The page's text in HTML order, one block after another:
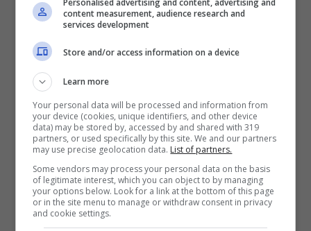
In vendita la Lancia di
Carlos Sainz
La Lancia, sponsorizzata dalla Repsol, nelle
mani dello spagnolo fu un flop. Tra
performance sottotono, problemi tecnici ed
incidenti spettacolari, la storia d’amore tra la
un secondo posto dietro a Biasion in Grecia,
quale miglior risultato in stagione. Il team
Jolly Club fece una pessima figura.Nel
content measurement, audience research and
services development
Store and/or access information on a device
Learn more
Your personal data will be processed and information from
your device (cookies, unique identifiers, and other device
data) may be stored by, accessed by and shared with 319
partners, or used specifically by this site. We and our partners
may use precise geolocation data. List of partners.
Some vendors may process your personal data on the basis
of legitimate interest, which you can object to by managing
your options below. Look for a link at the bottom of this page
or in the site menu to manage or withdraw consent in privacy
and cookie settings.